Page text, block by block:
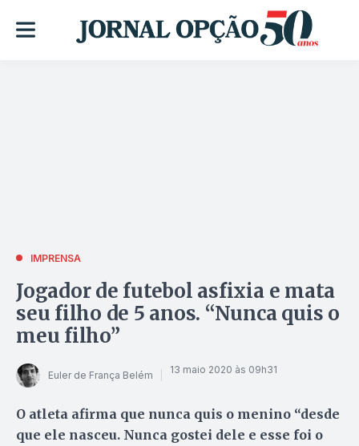
IMPRENSA
Jogador de futebol asfixia e mata
seu filho de 5 anos. “Nunca quis o
meu filho”
Euler de França Belém 13 maio 2020 às 09h31
O atleta afirma que nunca quis o menino “desde
que ele nasceu. Nunca gostei dele e esse foi o